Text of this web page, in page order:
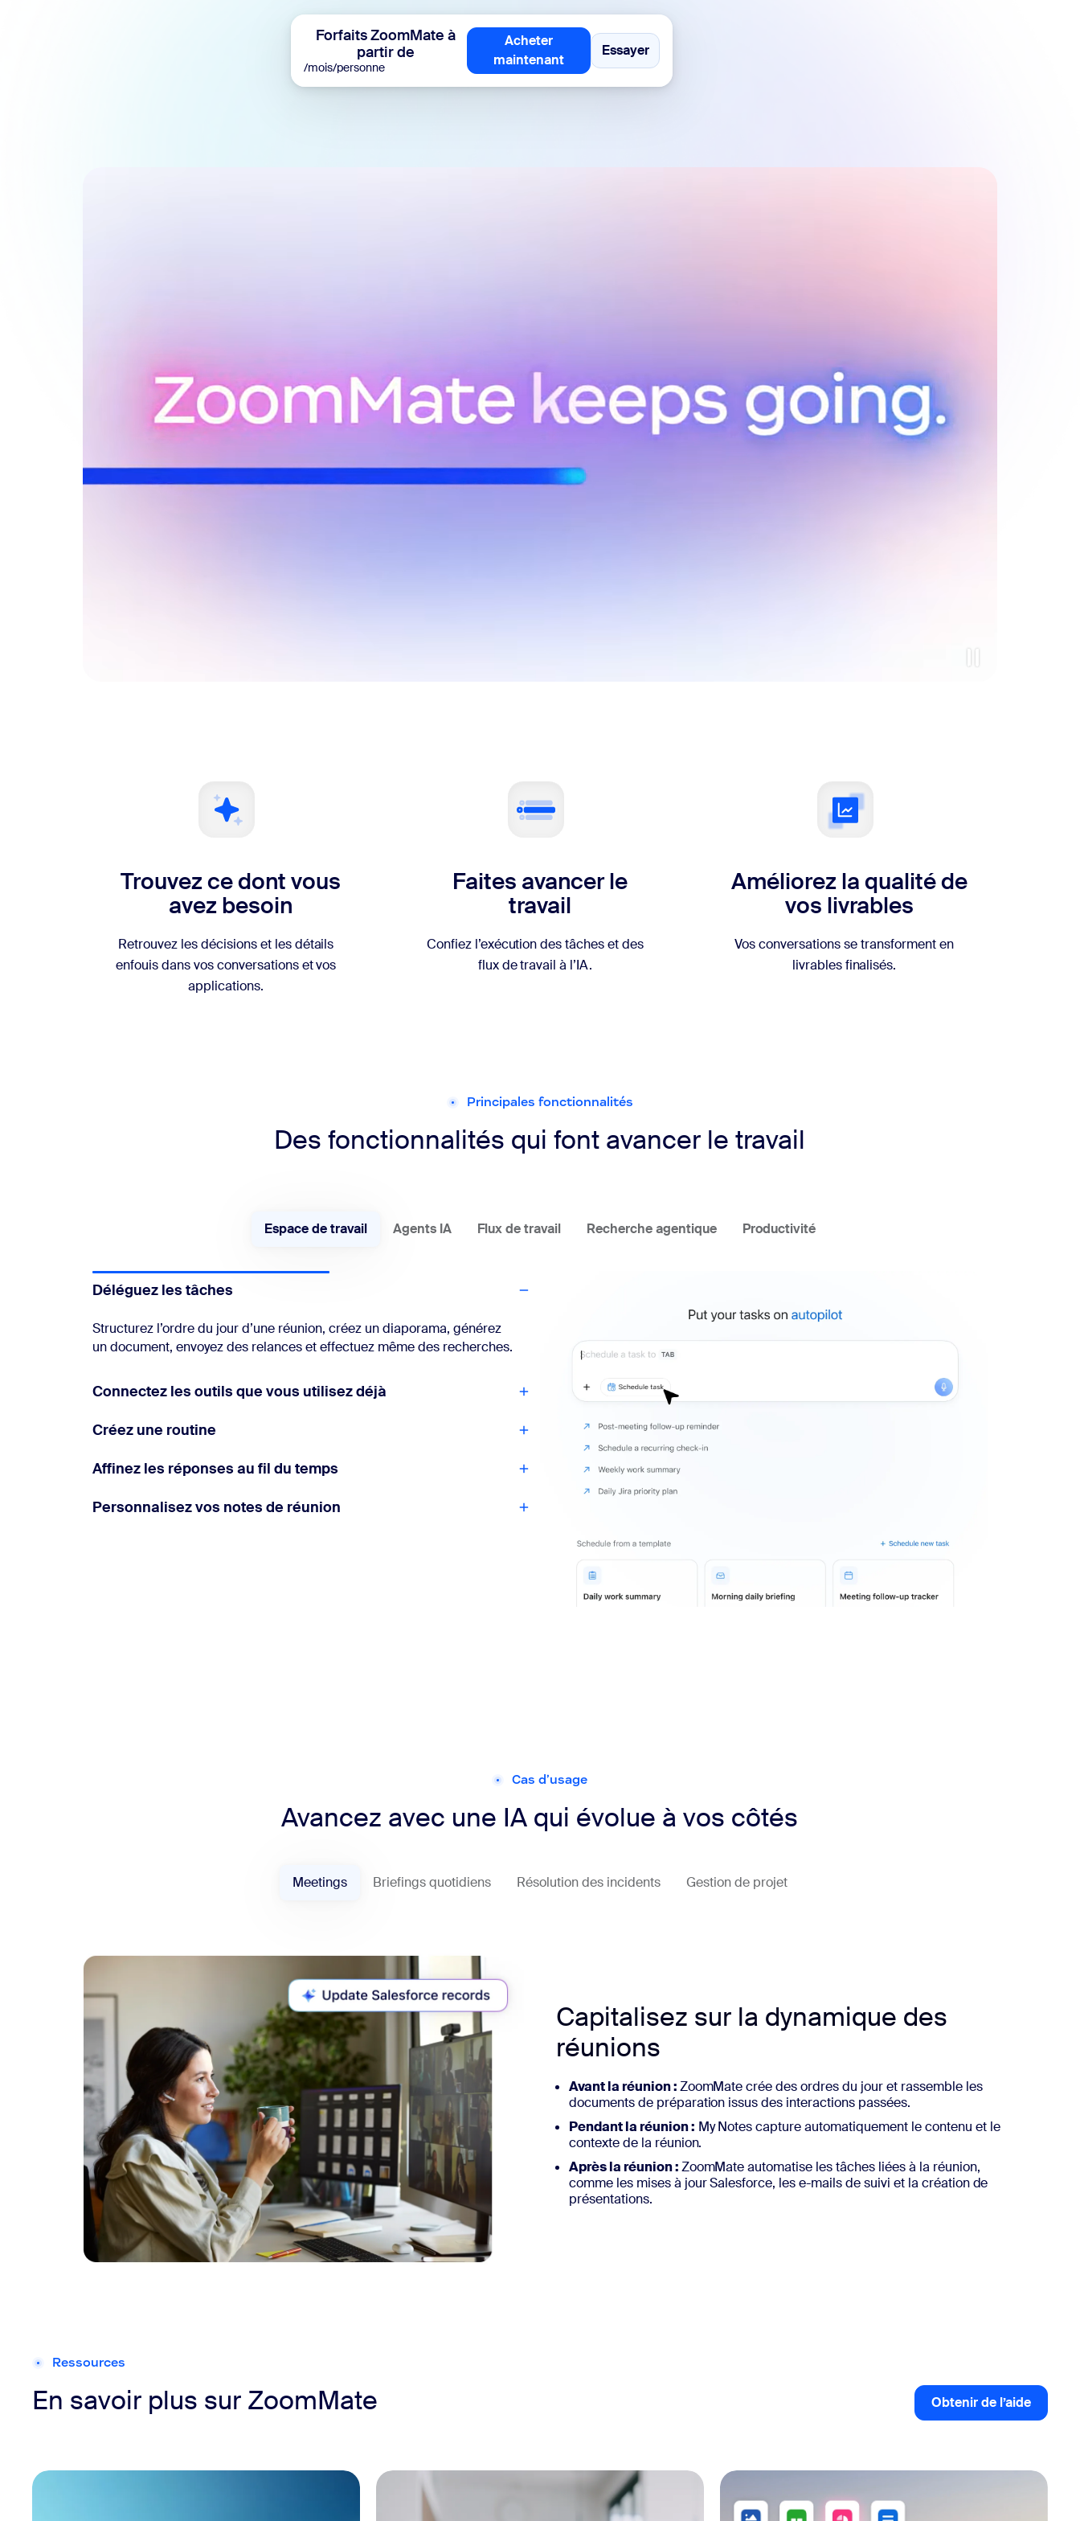
Bonsai
Forfaits ZoomMate à
partir de
/mois/personne
Acheter
maintenantAcheter maintenant
Essayer
Essayer
Trouvez ce dont vous
avez besoin
Retrouvez les décisions et les détails
enfouis dans vos conversations et vos
applications.
Faites avancer le
travail
Confiez l’exécution des tâches et des
flux de travail à l’IA.
Améliorez la qualité de
vos livrables
Vos conversations se transforment en
livrables finalisés.
Principales fonctionnalités
Des fonctionnalités qui font avancer le travail
Espace de travail Agents IA Flux de travail Recherche agentique Productivité
Déléguez les tâches
Structurez l’ordre du jour d’une réunion, créez un diaporama, générez
un document, envoyez des relances et effectuez même des recherches.
Connectez les outils que vous utilisez déjà
Créez une routine
Affinez les réponses au fil du temps
Personnalisez vos notes de réunion
Cas d’usage
Avancez avec une IA qui évolue à vos côtés
Meetings Briefings quotidiens Résolution des incidents Gestion de projet
Capitalisez sur la dynamique des
réunions
Avant la réunion :ZoomMate crée des ordres du jour et rassemble les
documents de préparation issus des interactions passées.
Pendant la réunion : My Notes capture automatiquement le contenu et le
contexte de la réunion.
Après la réunion :ZoomMate automatise les tâches liées à la réunion,
comme les mises à jour Salesforce, les e-mails de suivi et la création de
présentations.
Ressources
En savoir plus sur ZoomMate Obtenir de l’aideObtenir de l’aide